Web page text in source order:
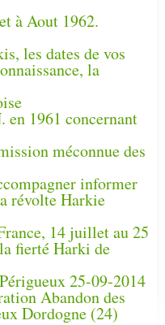
à Aout 1962.
les dates de vos
la
en 1961 concernant
méconnue des
informer
révolte Harkie
14 juillet au 25
fierté Harki de
25-09-2014
Abandon des
Dordogne (24)